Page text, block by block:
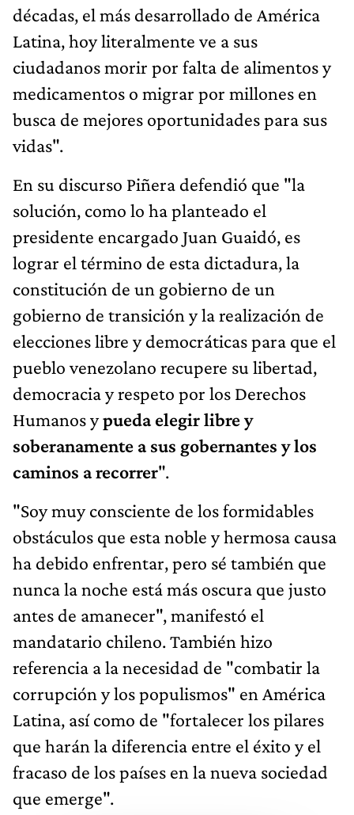
décadas, el más desarrollado de América
Latina, hoy literalmente ve a sus
ciudadanos morir por falta de alimentos y
medicamentos o migrar por millones en
busca de mejores oportunidades para sus
vidas".
En su discurso Piñera defendió que "la
solución, como lo ha planteado el
presidente encargado Juan Guaidó, es
lograr el término de esta dictadura, la
constitución de un gobierno de un
gobierno de transición y la realización de
elecciones libre y democráticas para que el
pueblo venezolano recupere su libertad,
democracia y respeto por los Derechos
Humanos ypueda elegir libre y
soberanamente a sus gobernantes y los
caminos a recorrer".
"Soy muy consciente de los formidables
obstáculos que esta noble y hermosa causa
ha debido enfrentar, pero sé también que
nunca la noche está más oscura que justo
antes de amanecer", manifestó el
mandatario chileno. También hizo
referencia a la necesidad de "combatir la
corrupción y los populismos" en América
Latina, así como de "fortalecer los pilares
que harán la diferencia entre el éxito y el
fracaso de los países en la nueva sociedad
que emerge".